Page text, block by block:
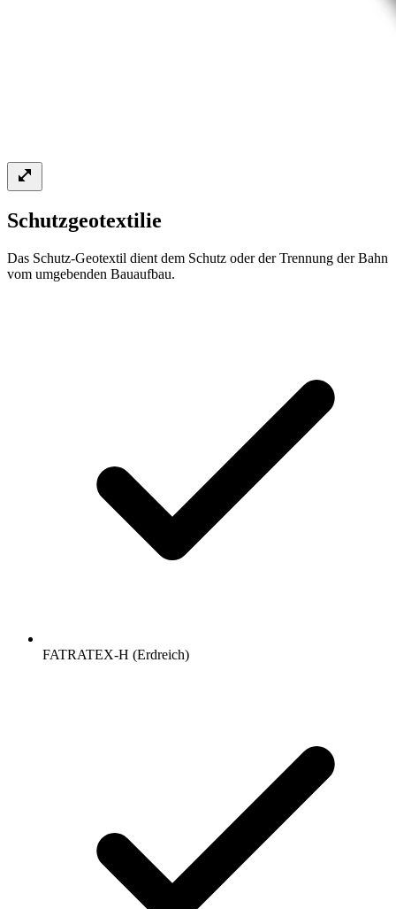
Schutzgeotextilie
Das Schutz-Geotextil dient dem Schutz oder der Trennung der Bahn
vom umgebenden Bauaufbau.
FATRATEX-H (Erdreich)